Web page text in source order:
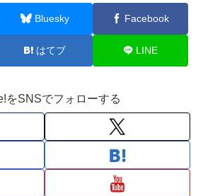
Bluesky Facebook
はてブ LINE
をSNSでフォローする